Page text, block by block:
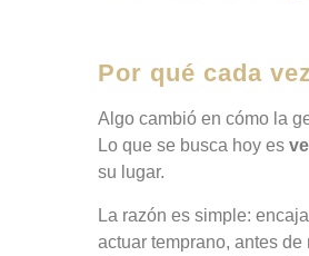
Por qué cada
Algo cambió en cómo la
Lo que se busca hoy es
su lugar.
La razón es simple:
actuar temprano, antes